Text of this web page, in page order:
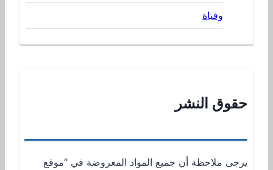
وفياة
حقوق النشر
يرجى ملاحظة أن جميع المواد المعروضة في “موقع